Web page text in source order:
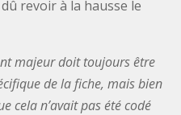
revoir à la hausse le
majeur doit toujours être
de la fiche, mais bien
cela n’avait pas été codé